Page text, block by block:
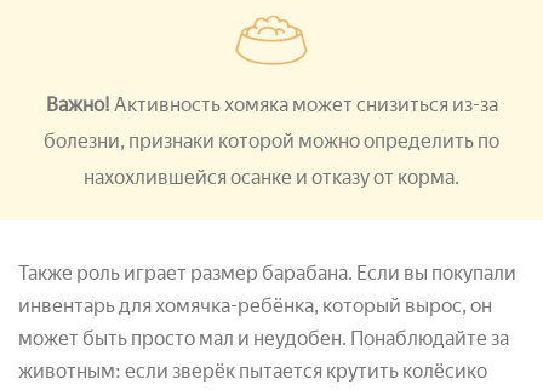
Важно! Активность хомяка может снизиться из-за
болезни, признаки которой можно определить по
нахохлившейся осанке и отказу от корма.
Также роль играет размер барабана. Если вы покупали
инвентарь для хомячка-ребёнка, который вырос, он
может быть просто мал и неудобен. Понаблюдайте за
животным: если зверёк пытается крутить колёсико